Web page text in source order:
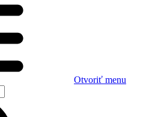
Otvoriť menu